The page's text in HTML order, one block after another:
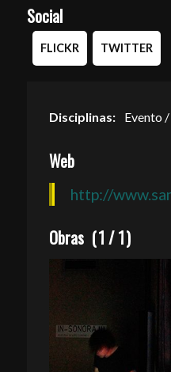
Social
FLICKR TWITTER
Disciplinas: Evento
Web
http://
Obras (1 /1)